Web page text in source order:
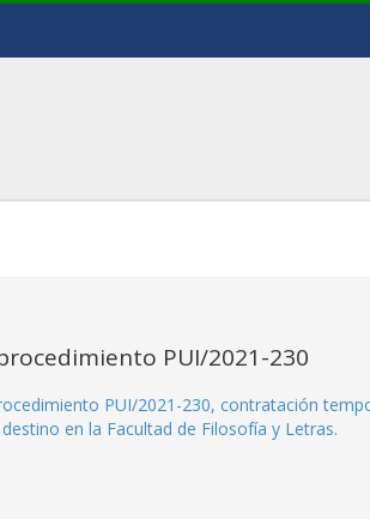
PUI/2021-230
PUI/2021-230, contratación
en la Facultad de Filosofía y Letras.